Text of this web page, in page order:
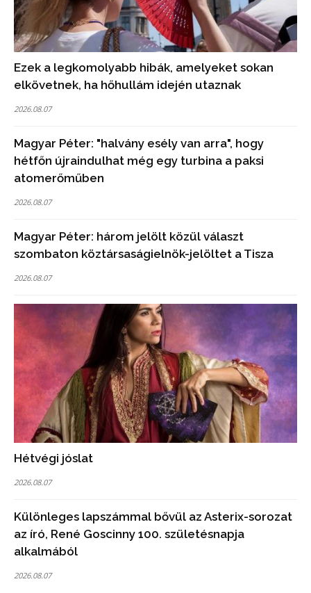
Ezek a legkomolyabb hibák, amelyeket sokan
elkövetnek, ha hőhullám idején utaznak
2026.08.07
Magyar Péter: "halvány esély van arra", hogy
hétfőn újraindulhat még egy turbina a paksi
atomerőműben
2026.08.07
Magyar Péter: három jelölt közül választ
szombaton köztársaságielnök-jelöltet a Tisza
2026.08.07
Hétvégi jóslat
2026.08.07
Különleges lapszámmal bővül az Asterix-sorozat
az író, René Goscinny 100. születésnapja
alkalmából
2026.08.07